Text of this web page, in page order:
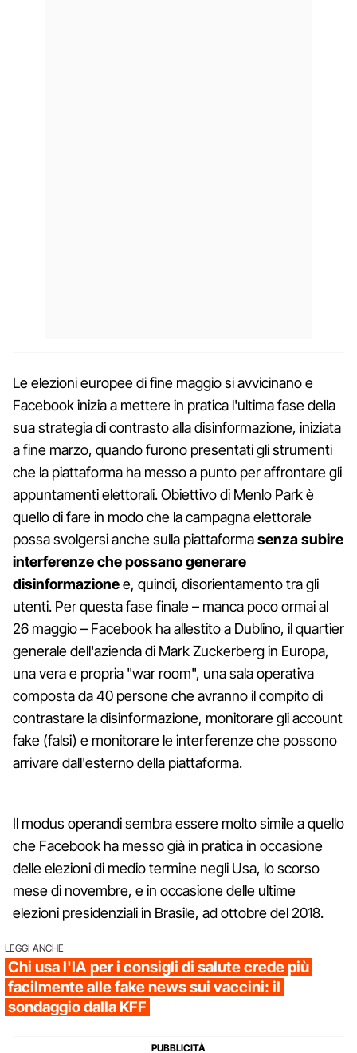
Le elezioni europee di fine maggio si avvicinano e
Facebook inizia a mettere in pratica l'ultima fase della
sua strategia di contrasto alla disinformazione, iniziata
a fine marzo, quando furono presentati gli strumenti
che la piattaforma ha messo a punto per affrontare gli
appuntamenti elettorali. Obiettivo di Menlo Park è
quello di fare in modo che la campagna elettorale
possa svolgersi anche sulla piattaformasenza subire
interferenze che possano generare
disinformazionee, quindi, disorientamento tra gli
utenti. Per questa fase finale – manca poco ormai al
26 maggio – Facebook ha allestito a Dublino, il quartier
generale dell'azienda di Mark Zuckerberg in Europa,
una vera e propria "war room", una sala operativa
composta da 40 persone che avranno il compito di
contrastare la disinformazione, monitorare gli account
fake (falsi) e monitorare le interferenze che possono
arrivare dall'esterno della piattaforma.
Il modus operandi sembra essere molto simile a quello
che Facebook ha messo già in pratica in occasione
delle elezioni di medio termine negli Usa, lo scorso
mese di novembre, e in occasione delle ultime
elezioni presidenziali in Brasile, ad ottobre del 2018.
LEGGI ANCHE
Chi usa l'IA per i consigli di salute crede più
facilmente alle fake news sui vaccini: il
sondaggio dalla KFF